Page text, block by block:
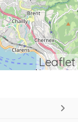
Leaflet